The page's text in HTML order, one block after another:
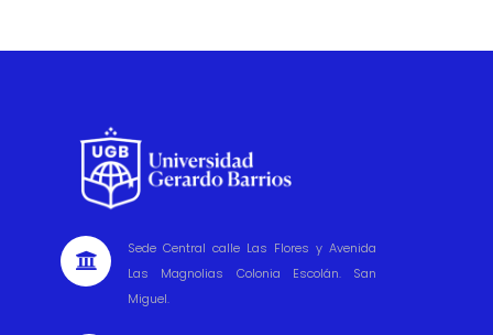

Sede Central calle Las Flores y Avenida
Las Magnolias Colonia Escolán. San
Miguel.